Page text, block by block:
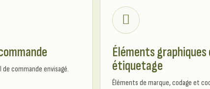
commande envisagé.
Éléments
étiquetage
Éléments de marque, codage et